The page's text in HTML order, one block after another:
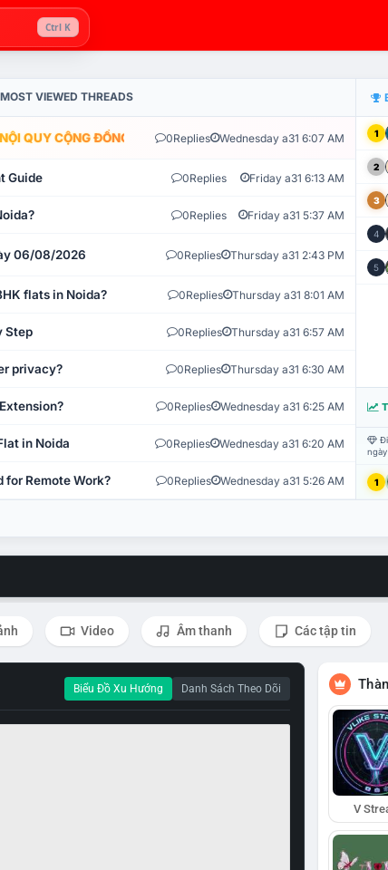
Ctrl K
MOST VIEWED THREADS
QUY CỘNG ĐỒNG VLIKE.VN: HỆ THỐNG GIÁM SÁT TỰ
0Replies Wednesday a31 6:07 AM
Guide 0Replies Friday a31 6:13 AM
0Replies Friday a31 5:37 AM
06/08/2026 0Replies Thursday a31 2:43 PM
flats in Noida? 0Replies Thursday a31 8:01 AM
Step 0Replies Thursday a31 6:57 AM
privacy? 0Replies Thursday a31 6:30 AM
0Replies Wednesday a31 6:25 AM
in Noida 0Replies Wednesday a31 6:20 AM
for Remote Work? 0Replies Wednesday a31 5:26 AM
1
2
3
4
5
1
Video Âm thanh Các tập tin
Biểu Đồ Xu Hướng Danh Sách Theo Dõi
V